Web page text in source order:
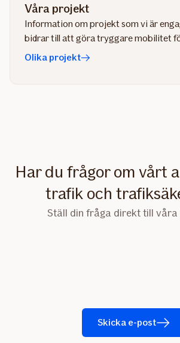
Våra projekt
Information om projekt som vi är
bidrar till att göra tryggare mobilitet
Olika projekt
Har du frågor om vårt
trafik och
Ställ din fråga direkt till
Skicka e-post